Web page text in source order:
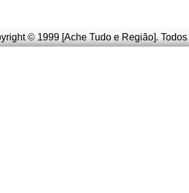
© 1999 [Ache Tudo e Região].